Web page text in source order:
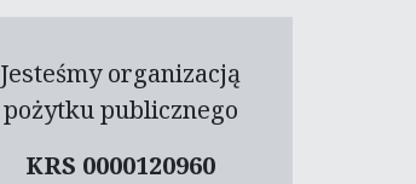
Jesteśmy organizacją
pożytku publicznego
KRS 0000120960